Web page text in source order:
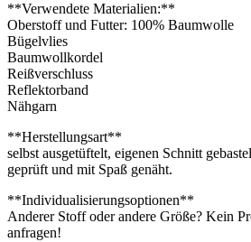
**Verwendete Materialien:**
Oberstoff und Futter: 100% Baumwolle
Bügelvlies
Baumwollkordel
Reißverschluss
Reflektorband
Nähgarn
**Herstellungsart**
selbst ausgetüftelt, eigenen Schnitt
geprüft und mit Spaß genäht.
**Individualisierungsoptionen**
Anderer Stoff oder andere Größe? Kein
anfragen!